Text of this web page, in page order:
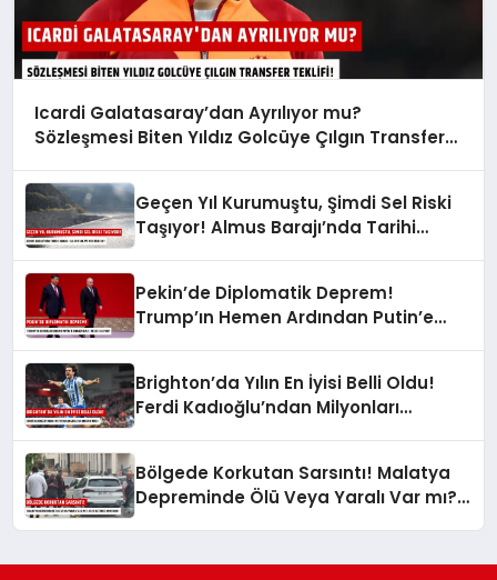
Icardi Galatasaray’dan Ayrılıyor mu?
Sözleşmesi Biten Yıldız Golcüye Çılgın Transfer
Geçen Yıl Kurumuştu, Şimdi Sel Riski
Taşıyor! Almus Barajı’nda Tarihi
Pekin’de Diplomatik Deprem!
Trump’ın Hemen Ardından Putin’e
Brighton’da Yılın En İyisi Belli Oldu!
Ferdi Kadıoğlu’ndan Milyonları
Bölgede Korkutan Sarsıntı! Malatya
Depreminde Ölü Veya Yaralı Var mı?